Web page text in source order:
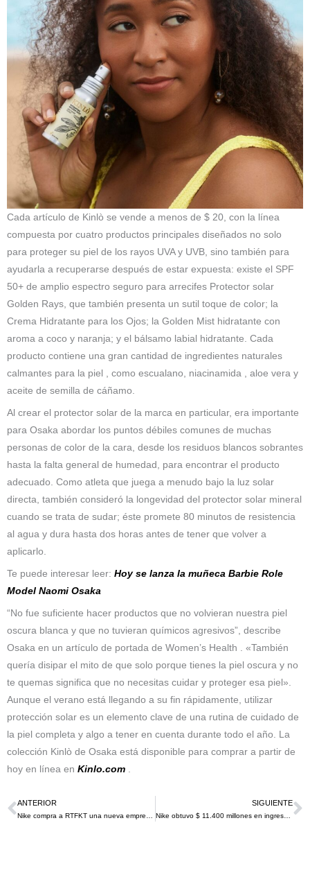
Cada artículo de Kinlò se vende a menos de $ 20, con la línea
compuesta por cuatro productos principales diseñados no solo
para proteger su piel de los rayos UVA y UVB, sino también para
ayudarla a recuperarse después de estar expuesta: existe el SPF
50+ de amplio espectro seguro para arrecifes Protector solar
Golden Rays, que también presenta un sutil toque de color; la
Crema Hidratante para los Ojos; la Golden Mist hidratante con
aroma a coco y naranja; y el bálsamo labial hidratante. Cada
producto contiene una gran cantidad de ingredientes naturales
calmantes para la piel , como escualano, niacinamida , aloe vera y
aceite de semilla de cáñamo.
Al crear el protector solar de la marca en particular, era importante
para Osaka abordar los puntos débiles comunes de muchas
personas de color de la cara, desde los residuos blancos sobrantes
hasta la falta general de humedad, para encontrar el producto
adecuado. Como atleta que juega a menudo bajo la luz solar
directa, también consideró la longevidad del protector solar mineral
cuando se trata de sudar; éste promete 80 minutos de resistencia
al agua y dura hasta dos horas antes de tener que volver a
aplicarlo.
Te puede interesar leer: Hoy se lanza la muñeca Barbie Role
Model Naomi Osaka
“No fue suficiente hacer productos que no volvieran nuestra piel
oscura blanca y que no tuvieran químicos agresivos”, describe
Osaka en un artículo de portada de Women’s Health . «También
quería disipar el mito de que solo porque tienes la piel oscura y no
te quemas significa que no necesitas cuidar y proteger esa piel».
Aunque el verano está llegando a su fin rápidamente, utilizar
protección solar es un elemento clave de una rutina de cuidado de
la piel completa y algo a tener en cuenta durante todo el año. La
colección Kinlò de Osaka está disponible para comprar a partir de
hoy en línea en Kinlo.com
Ant
ANTERIOR
Nike compra a RTFKT una nueva empresa de NFT para dar impulso a su metaverso
SIGUIENTE
Nike obtuvo $ 11.400 millones en ingresos en el segundo trimestre de 2021